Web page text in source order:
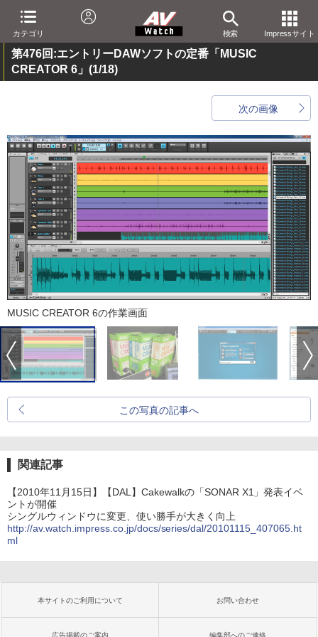
カテゴリ 検索 Impressサイト
第476回:エントリーDAWソフトの定番「MUSIC
CREATOR 6」 (1/18)
次の画像
MUSIC CREATOR 6の作業画面
この写真の記事へ
関連記事
【2010年11月15日】【DAL】Cakewalkの「SONAR X1」発表イベ
ントが開催
シングルウィンドウに変更、使い勝手が大きく向上
http://av.watch.impress.co.jp/docs/series/dal/20101115_407065.ht
ml
本サイトのご利用について お問い合わせ
広告掲載のご案内 編集部へのご連絡